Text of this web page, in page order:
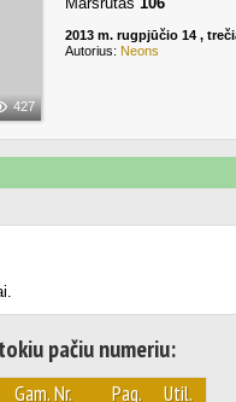
427
2013 m. rugpjūčio 14 ,
Autorius: Neons
pačiu numeriu:
Gam. Nr. Pag. Util.